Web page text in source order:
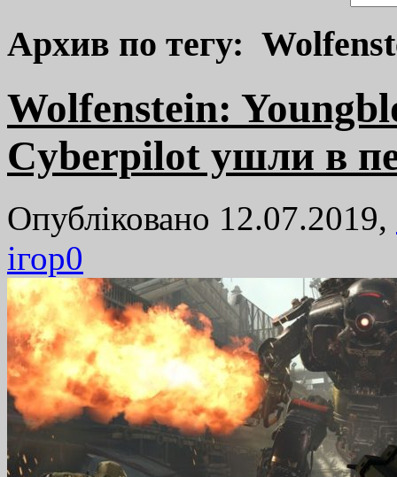
Архив по тегу:
Wolfenstein:
Cyberpilot ушли в
Опубліковано 12.07.2019,
ігор0